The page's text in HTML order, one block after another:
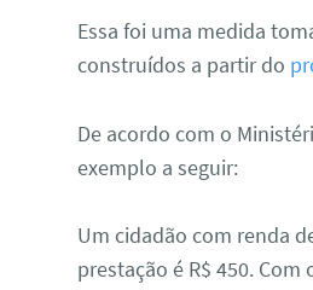
Essa foi uma medida
construídos a partir do
De acordo com o
exemplo a seguir:
Um cidadão com renda
prestação é R$ 450.